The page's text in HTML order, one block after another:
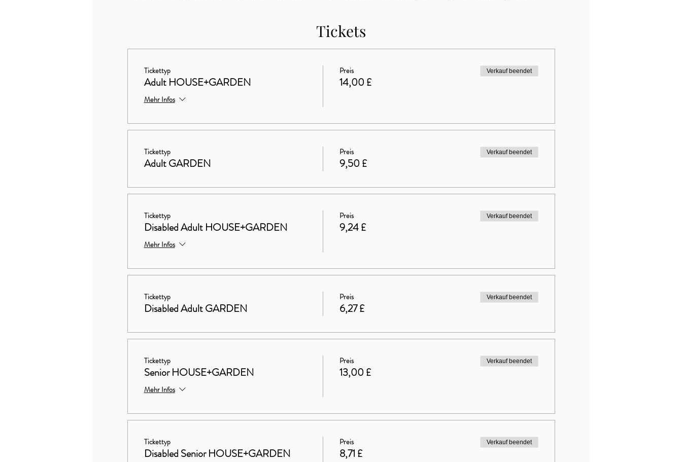
Tickets
Tickettyp
Adult HOUSE+GARDEN
Mehr Infos
Preis
14,00 £
Verkauf beendet
Tickettyp
Adult GARDEN
Preis
9,50 £
Verkauf beendet
Tickettyp
Disabled Adult HOUSE+GARDEN
Mehr Infos
Preis
9,24 £
Verkauf beendet
Tickettyp
Disabled Adult GARDEN
Preis
6,27 £
Verkauf beendet
Tickettyp
Senior HOUSE+GARDEN
Mehr Infos
Preis
13,00 £
Verkauf beendet
Tickettyp
Disabled Senior HOUSE+GARDEN
Preis
8,71 £
Verkauf beendet